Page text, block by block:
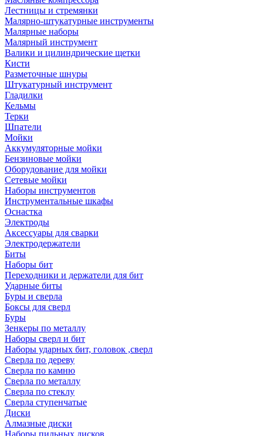
Лестницы и стремянки
Малярно-штукатурные инструменты
Малярные наборы
Малярный инструмент
Валики и цилиндрические щетки
Кисти
Разметочные шнуры
Штукатурный инструмент
Гладилки
Кельмы
Терки
Шпатели
Мойки
Аккумуляторные мойки
Бензиновые мойки
Оборудование для мойки
Сетевые мойки
Наборы инструментов
Инструментальные шкафы
Оснастка
Электроды
Аксессуары для сварки
Электродержатели
Биты
Наборы бит
Переходники и держатели для бит
Ударные биты
Буры и сверла
Боксы для сверл
Буры
Зенкеры по металлу
Наборы сверл и бит
Наборы ударных бит, головок ,сверл
Сверла по дереву
Сверла по камню
Сверла по металлу
Сверла по стеклу
Сверла ступенчатые
Диски
Алмазные диски
Наборы пильных дисков